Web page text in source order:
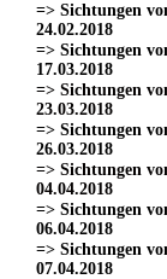
=> Sichtungen
24.02.2018
=> Sichtungen
17.03.2018
=> Sichtungen
23.03.2018
=> Sichtungen
26.03.2018
=> Sichtungen
04.04.2018
=> Sichtungen
06.04.2018
=> Sichtungen
07.04.2018